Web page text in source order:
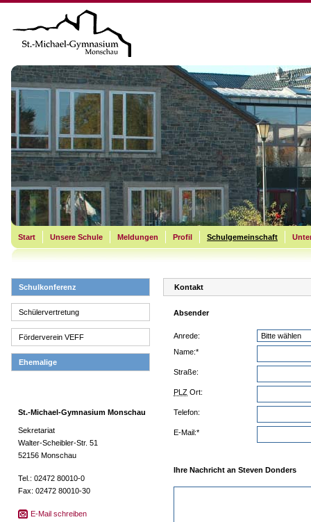
Kontakt
Absender
Anrede:
Name:*
Straße:
PLZ Ort:
Telefon:
E-Mail:*
Ihre Nachricht an Steven Donders
Schulkonferenz
Schülervertretung
Förderverein VEFF
Ehemalige
St.-Michael-Gymnasium Monschau
Sekretariat
Walter-Scheibler-Str. 51
52156 Monschau
Tel.: 02472 80010-0
Fax: 02472 80010-30
E-Mail schreiben
Start Unsere Schule Meldungen Profil Schulgemeinschaft